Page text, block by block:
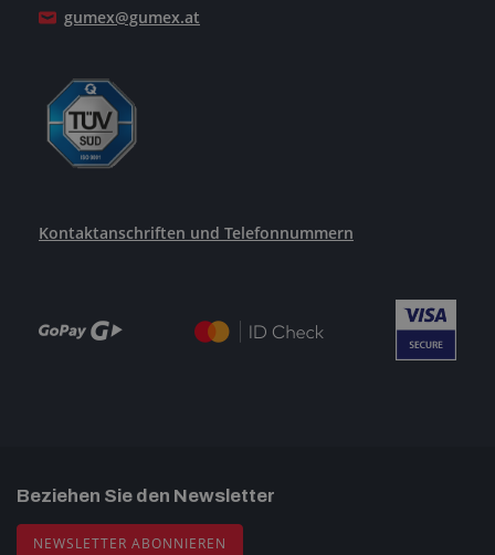
gumex@gumex.at
Kontaktanschriften und Telefonnummern
Beziehen Sie den Newsletter
NEWSLETTER ABONNIEREN